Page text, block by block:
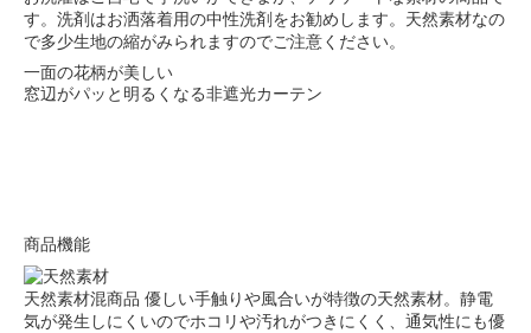
す。洗剤はお洒落着用の中性洗剤をお勧めします。天然素材なの
で多少生地の縮がみられますのでご注意ください。
一面の花柄が美しい
窓辺がパッと明るくなる非遮光カーテン
商品機能
天然素材混商品 優しい手触りや風合いが特徴の天然素材。静電
気が発生しにくいのでホコリや汚れがつきにくく、通気性にも優